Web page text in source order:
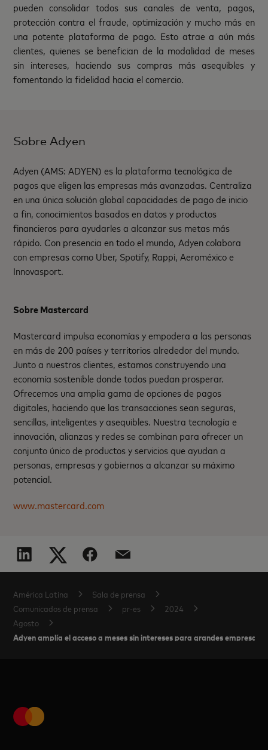
pueden consolidar todos sus canales de venta, pagos,
protección contra el fraude, optimización y mucho más en
una potente plataforma de pago. Esto atrae a aún más
clientes, quienes se benefician de la modalidad de meses
sin intereses, haciendo sus compras más asequibles y
fomentando la fidelidad hacia el comercio.
Sobre Adyen
Adyen (AMS: ADYEN) es la plataforma tecnológica de
pagos que eligen las empresas más avanzadas. Centraliza
en una única solución global capacidades de pago de inicio
a fin, conocimientos basados en datos y productos
financieros para ayudarles a alcanzar sus metas más
rápido. Con presencia en todo el mundo, Adyen colabora
con empresas como Uber, Spotify, Rappi, Aeroméxico e
Innovasport.
Sobre Mastercard
Mastercard impulsa economías y empodera a las personas
en más de 200 países y territorios alrededor del mundo.
Junto a nuestros clientes, estamos construyendo una
economía sostenible donde todos puedan prosperar.
Ofrecemos una amplia gama de opciones de pagos
digitales, haciendo que las transacciones sean seguras,
sencillas, inteligentes y asequibles. Nuestra tecnología e
innovación, alianzas y redes se combinan para ofrecer un
conjunto único de productos y servicios que ayudan a
personas, empresas y gobiernos a alcanzar su máximo
potencial.
www.mastercard.com
América Latina
Sala de prensa
Comunicados de prensa
pr-es
2024
Agosto
Adyen amplía el acceso a meses sin intereses para grandes empresas